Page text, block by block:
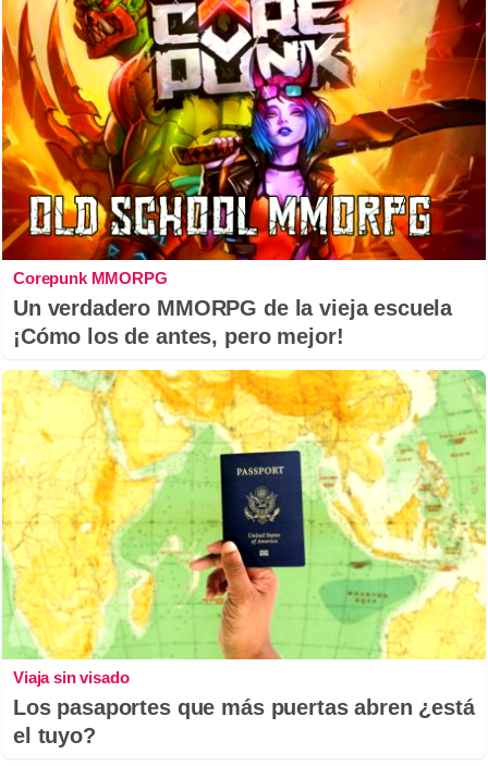
Corepunk MMORPG
Un verdadero MMORPG de la vieja escuela
¡Cómo los de antes, pero mejor!
Viaja sin visado
Los pasaportes que más puertas abren ¿está
el tuyo?